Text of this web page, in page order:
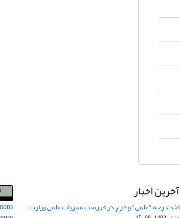
آخرین اخبار
اخذ درجه "علمی" و درج در فهرست نشریات علمی وزارت